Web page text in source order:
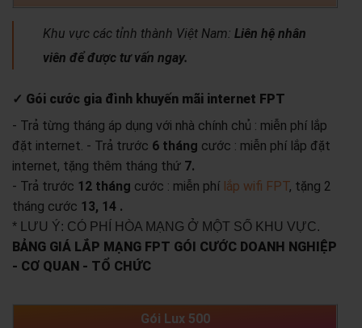
Khu vực các tỉnh thành Việt Nam: Liên hệ nhân
viên để được tư vấn ngay.
✓ Gói cước gia đình khuyến mãi internet FPT
- Trả từng tháng áp dụng với nhà chính chủ : miễn phí lắp
đặt internet. - Trả trước 6 tháng cước : miễn phí lắp đặt
internet, tặng thêm tháng thứ 7.
- Trả trước 12 tháng cước : miễn phí lắp wifi FPT, tặng 2
tháng cước 13, 14 .
* LƯU Ý: CÓ PHÍ HÒA MẠNG Ở MỘT SỐ KHU VỰC.
BẢNG GIÁ LẮP MẠNG FPT GÓI CƯỚC DOANH NGHIỆP
- CƠ QUAN - TỔ CHỨC
Gói Lux 500